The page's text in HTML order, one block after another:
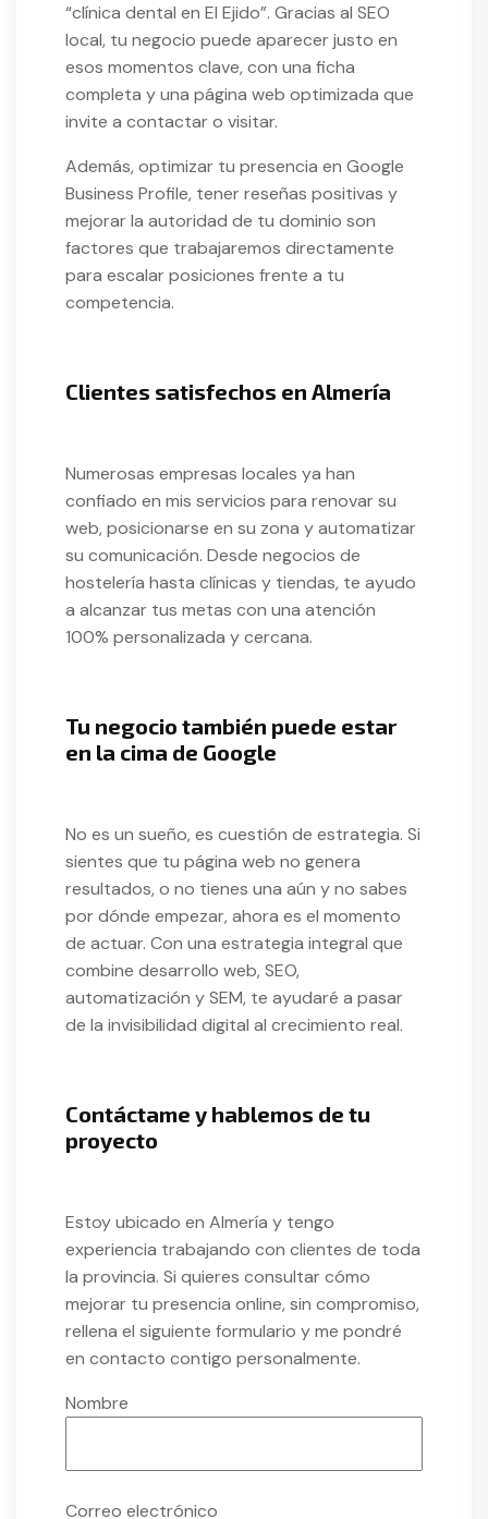
“clínica dental en El Ejido”. Gracias al SEO
local, tu negocio puede aparecer justo en
esos momentos clave, con una ficha
completa y una página web optimizada que
invite a contactar o visitar.
Además, optimizar tu presencia en Google
Business Profile, tener reseñas positivas y
mejorar la autoridad de tu dominio son
factores que trabajaremos directamente
para escalar posiciones frente a tu
competencia.
Clientes satisfechos en Almería
Numerosas empresas locales ya han
confiado en mis servicios para renovar su
web, posicionarse en su zona y automatizar
su comunicación. Desde negocios de
hostelería hasta clínicas y tiendas, te ayudo
a alcanzar tus metas con una atención
100% personalizada y cercana.
Tu negocio también puede estar
en la cima de Google
No es un sueño, es cuestión de estrategia. Si
sientes que tu página web no genera
resultados, o no tienes una aún y no sabes
por dónde empezar, ahora es el momento
de actuar. Con una estrategia integral que
combine desarrollo web, SEO,
automatización y SEM, te ayudaré a pasar
de la invisibilidad digital al crecimiento real.
Contáctame y hablemos de tu
proyecto
Estoy ubicado en Almería y tengo
experiencia trabajando con clientes de toda
la provincia. Si quieres consultar cómo
mejorar tu presencia online, sin compromiso,
rellena el siguiente formulario y me pondré
en contacto contigo personalmente.
Nombre
Correo electrónico